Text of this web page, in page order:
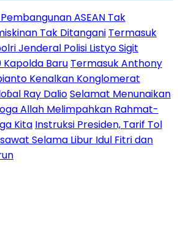
ASEAN Tak
Tak Ditangani Termasuk
Jenderal Polisi Listyo Sigit
Kapolda Baru Termasuk Anthony
Kenalkan Konglomerat
Ray DalioSelamat Menunaikan
Allah Melimpahkan Rahmat-
Kita Instruksi Presiden, Tarif Tol
Selama Libur Idul Fitri dan